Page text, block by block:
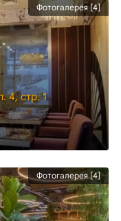
Фотогалерея [4]
4, стр. 1
Фотогалерея [4]